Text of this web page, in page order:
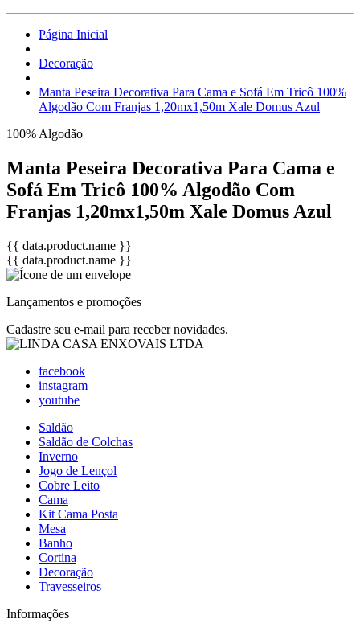
Página Inicial
Decoração
Manta Peseira Decorativa Para Cama e Sofá Em Tricô 100%
Algodão Com Franjas 1,20mx1,50m Xale Domus Azul
100% Algodão
Manta Peseira Decorativa Para Cama e
Sofá Em Tricô 100% Algodão Com
Franjas 1,20mx1,50m Xale Domus Azul
{{ data.product.name }}
{{ data.product.name }}
Lançamentos e promoções
Cadastre seu e-mail para receber novidades.
facebook
instagram
youtube
Saldão
Saldão de Colchas
Inverno
Jogo de Lençol
Cobre Leito
Cama
Kit Cama Posta
Mesa
Banho
Cortina
Decoração
Travesseiros
Informações